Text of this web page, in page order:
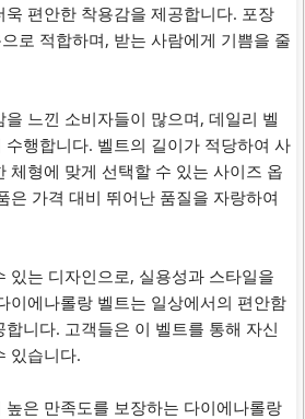
편안한 착용감을 제공합니다. 포장
로 적합하며, 받는 사람에게 기쁨을 줄
느낀 소비자들이 많으며, 데일리 벨
수행합니다. 벨트의 길이가 적당하여 사
체형에 맞게 선택할 수 있는 사이즈 옵
은 가격 대비 뛰어난 품질을 자랑하여
있는 디자인으로, 실용성과 스타일을
이에나롤랑 벨트는 일상에서의 편안함
니다. 고객들은 이 벨트를 통해 자신
있습니다.
은 만족도를 보장하는 다이에나롤랑